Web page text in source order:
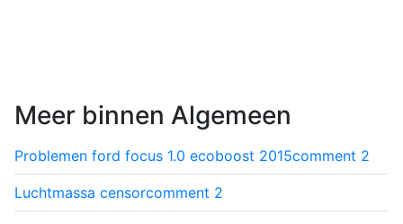
Meer binnen Algemeen
Problemen ford focus 1.0 ecoboost 2015comment 2
Luchtmassa censorcomment 2